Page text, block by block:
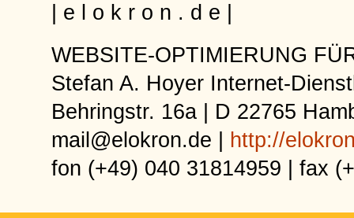
| e l o k r o n . d e |
WEBSITE-OPTIMIERUNG
Stefan A. Hoyer Internet-
Behringstr. 16a | D 22765
mail@elokron.de |
http://
fon (+49) 040 31814959 | fax